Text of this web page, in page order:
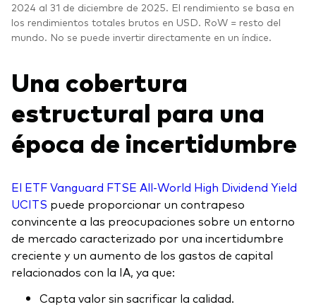
2024 al 31 de diciembre de 2025. El rendimiento se basa en
los rendimientos totales brutos en USD. RoW = resto del
mundo. No se puede invertir directamente en un índice.
Una cobertura
estructural para una
época de incertidumbre
El ETF Vanguard FTSE All-World High Dividend Yield
UCITS puede proporcionar un contrapeso
convincente a las preocupaciones sobre un entorno
de mercado caracterizado por una incertidumbre
creciente y un aumento de los gastos de capital
relacionados con la IA, ya que:
Capta valor sin sacrificar la calidad.